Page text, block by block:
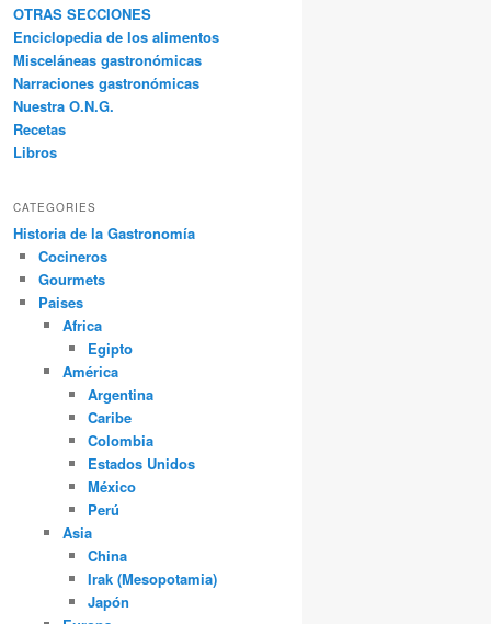
c
a
r
OTRAS SECCIONES
Enciclopedia de los alimentos
Misceláneas gastronómicas
Narraciones gastronómicas
Nuestra O.N.G.
Recetas
Libros
CATEGORIES
Historia de la Gastronomía
Cocineros
Gourmets
Paises
Africa
Egipto
América
Argentina
Caribe
Colombia
Estados Unidos
México
Perú
Asia
China
Irak (Mesopotamia)
Japón